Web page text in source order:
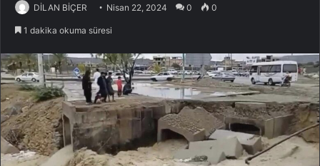
DİLAN BİÇER Nisan 22, 2024 0 0
1 dakika okuma süresi